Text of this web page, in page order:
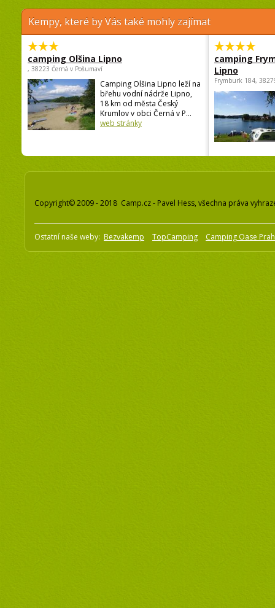
Kempy, které by Vás také mohly zajímat
camping Olšina Lipno
, 38223 Černá v Pošumaví
Camping Olšina Lipno leží na
břehu vodní nádrže Lipno,
18 km od města Český
Krumlov v obci Černá v P...
web stránky
camping
Lipno
Frymburk 184,
Copyright© 2009 - 2018 Camp.cz - Pavel Hess, všechna práva
Ostatní naše weby: Bezvakemp TopCamping Camping Oase